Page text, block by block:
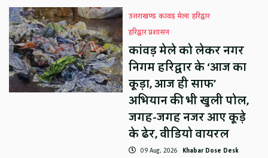
उत्तराखण्ड कावड़ मेला हरिद्वार
हरिद्वार प्रशासन
कांवड़ मेले को लेकर नगर
निगम हरिद्वार के ‘आज का
कूड़ा, आज ही साफ’
अभियान की भी खुली पोल,
जगह-जगह नजर आए कूड़े
के ढेर, वीडियो वायरल
09 Aug, 2026 Khabar Dose Desk